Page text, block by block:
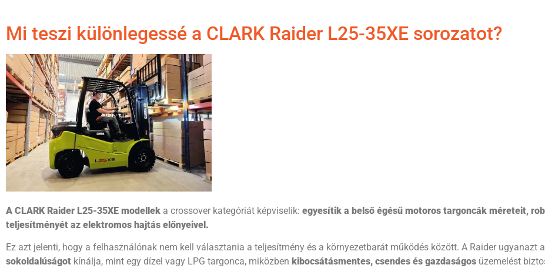
Mi teszi különlegessé a CLARK Raider L25-35XE sorozatot?
A CLARK Raider L25-35XE modellek a crossover kategóriát képviselik: egyesítik a belső égésű motoros targoncák méreteit,
teljesítményét az elektromos hajtás előnyeivel.
Ez azt jelenti, hogy a felhasználónak nem kell választania a teljesítmény és a környezetbarát működés között. A Raider ugyanazt
sokoldalúságot kínálja, mint egy dízel vagy LPG targonca, miközben kibocsátásmentes, csendes és gazdaságos üzemelést